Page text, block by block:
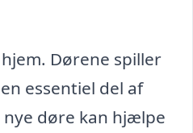
Dørene spiller
essentiel del af
døre kan hjælpe